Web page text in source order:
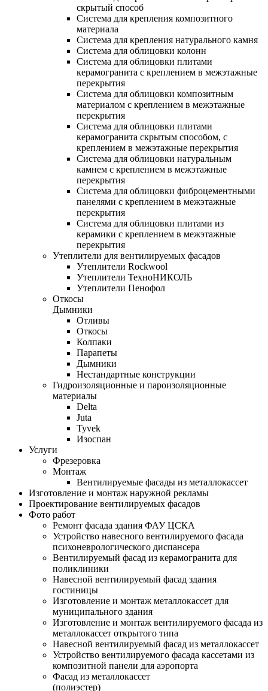
скрытый способ
Система для крепления композитного
материала
Система для крепления натурального камня
Система для облицовки колонн
Система для облицовки плитами
керамогранита с креплением в межэтажные
перекрытия
Система для облицовки композитным
материалом с креплением в межэтажные
перекрытия
Система для облицовки плитами
керамогранита скрытым способом, с
креплением в межэтажные перекрытия
Система для облицовки натуральным
камнем с креплением в межэтажные
перекрытия
Система для облицовки фиброцементными
панелями с креплением в межэтажные
перекрытия
Система для облицовки плитами из
керамики с креплением в межэтажные
перекрытия
Утеплители для вентилируемых фасадов
Утеплители Rockwool
Утеплители ТехноНИКОЛЬ
Утеплители Пенофол
Откосы
Дымники
Отливы
Откосы
Колпаки
Парапеты
Дымники
Нестандартные конструкции
Гидроизоляционные и пароизоляционные
материалы
Delta
Juta
Tyvek
Изоспан
Услуги
Фрезеровка
Монтаж
Вентилируемые фасады из металлокассет
Изготовление и монтаж наружной рекламы
Проектирование вентилируемых фасадов
Фото работ
Ремонт фасада здания ФАУ ЦСКА
Устройство навесного вентилируемого фасада
психоневрологического диспансера
Вентилируемый фасад из керамогранита для
поликлиники
Навесной вентилируемый фасад здания
гостиницы
Изготовление и монтаж металлокассет для
муниципального здания
Изготовление и монтаж вентилируемого фасада из
металлокассет открытого типа
Навесной вентилируемый фасад из металлокассет
Устройство вентилируемого фасада кассетами из
композитной панели для аэропорта
Фасад из металлокассет
(полиэстер)